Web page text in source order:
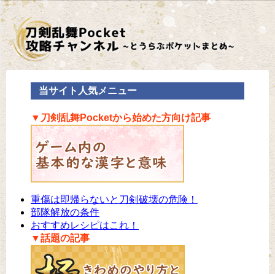
当サイト人気メニュー
▼刀剣乱舞Pocketから始めた方向け記事
重傷は即帰らないと刀剣破壊の危険！
部隊解放の条件
おすすめレシピはこれ！
▼話題の記事